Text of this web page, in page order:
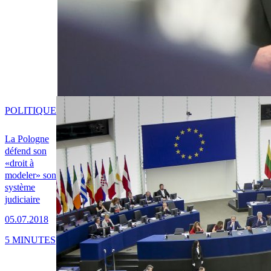
La Pologne
défend son
«droit à
modeler» son
système
judiciaire
05.07.2018
POLITIQUE
5 MINUTES